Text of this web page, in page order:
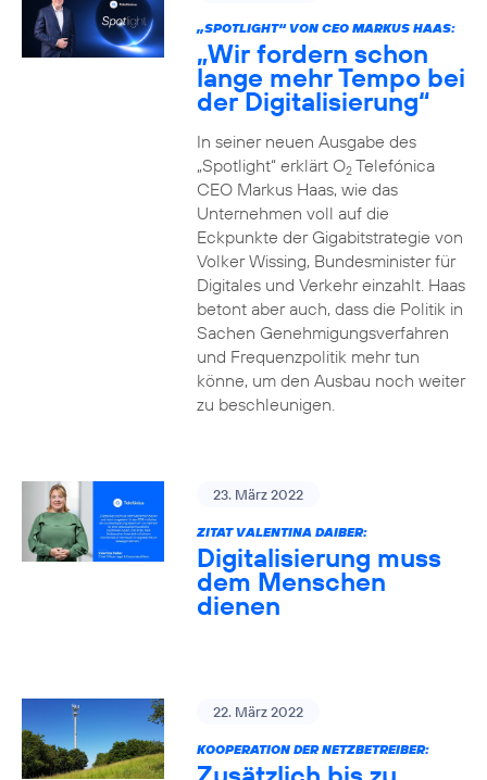
„SPOTLIGHT“ VON CEO MARKUS HAAS:
„Wir fordern schon
lange mehr Tempo bei
der Digitalisierung“
In seiner neuen Ausgabe des
„Spotlight“ erklärt O2Telefónica
CEO Markus Haas, wie das
Unternehmen voll auf die
Eckpunkte der Gigabitstrategie von
Volker Wissing, Bundesminister für
Digitales und Verkehr einzahlt. Haas
betont aber auch, dass die Politik in
Sachen Genehmigungsverfahren
und Frequenzpolitik mehr tun
könne, um den Ausbau noch weiter
zu beschleunigen.
23. März 2022
ZITAT VALENTINA DAIBER:
Digitalisierung muss
dem Menschen
dienen
22. März 2022
KOOPERATION DER NETZBETREIBER: